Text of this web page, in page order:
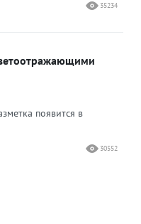
35234
появится в
30552